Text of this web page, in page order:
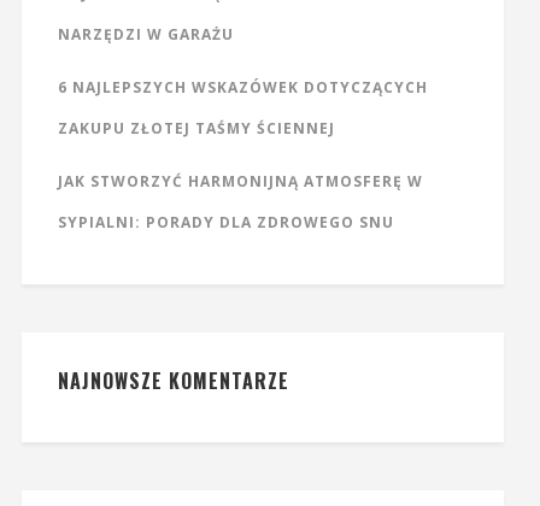
NARZĘDZI W GARAŻU
6 NAJLEPSZYCH WSKAZÓWEK DOTYCZĄCYCH
ZAKUPU ZŁOTEJ TAŚMY ŚCIENNEJ
JAK STWORZYĆ HARMONIJNĄ ATMOSFERĘ W
SYPIALNI: PORADY DLA ZDROWEGO SNU
NAJNOWSZE KOMENTARZE